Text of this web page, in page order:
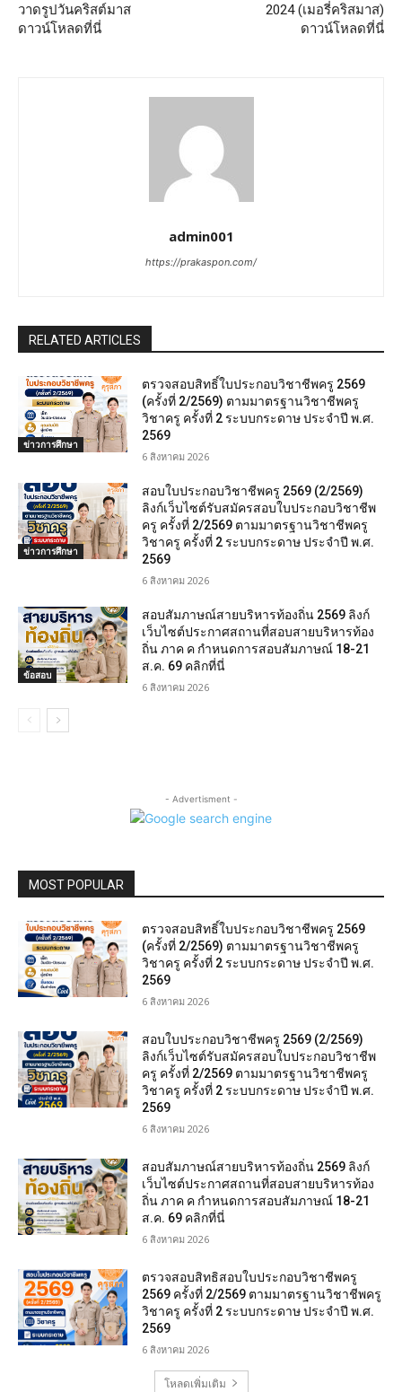
วาดรูปวันคริสต์มาส
ดาวน์โหลดที่นี่
2024 (เมอรี่คริสมาส)
ดาวน์โหลดที่นี่
admin001
https://prakaspon.com/
RELATED ARTICLES
ข่าวการศึกษา
ตรวจสอบสิทธิ์ใบประกอบวิชาชีพครู 2569
(ครั้งที่ 2/2569) ตามมาตรฐานวิชาชีพครู
วิชาครู ครั้งที่ 2 ระบบกระดาษ ประจำปี พ.ศ.
2569
6 สิงหาคม 2026
ข่าวการศึกษา
สอบใบประกอบวิชาชีพครู 2569 (2/2569)
ลิงก์เว็บไซต์รับสมัครสอบใบประกอบวิชาชีพ
ครู ครั้งที่ 2/2569 ตามมาตรฐานวิชาชีพครู
วิชาครู ครั้งที่ 2 ระบบกระดาษ ประจำปี พ.ศ.
2569
6 สิงหาคม 2026
ข้อสอบ
สอบสัมภาษณ์สายบริหารท้องถิ่น 2569 ลิงก์
เว็บไซต์ประกาศสถานที่สอบสายบริหารท้อง
ถิ่น ภาค ค กำหนดการสอบสัมภาษณ์ 18-21
ส.ค. 69 คลิกที่นี่
6 สิงหาคม 2026
- Advertisment -
MOST POPULAR
ตรวจสอบสิทธิ์ใบประกอบวิชาชีพครู 2569
(ครั้งที่ 2/2569) ตามมาตรฐานวิชาชีพครู
วิชาครู ครั้งที่ 2 ระบบกระดาษ ประจำปี พ.ศ.
2569
6 สิงหาคม 2026
สอบใบประกอบวิชาชีพครู 2569 (2/2569)
ลิงก์เว็บไซต์รับสมัครสอบใบประกอบวิชาชีพ
ครู ครั้งที่ 2/2569 ตามมาตรฐานวิชาชีพครู
วิชาครู ครั้งที่ 2 ระบบกระดาษ ประจำปี พ.ศ.
2569
6 สิงหาคม 2026
สอบสัมภาษณ์สายบริหารท้องถิ่น 2569 ลิงก์
เว็บไซต์ประกาศสถานที่สอบสายบริหารท้อง
ถิ่น ภาค ค กำหนดการสอบสัมภาษณ์ 18-21
ส.ค. 69 คลิกที่นี่
6 สิงหาคม 2026
ตรวจสอบสิทธิสอบใบประกอบวิชาชีพครู
2569 ครั้งที่ 2/2569 ตามมาตรฐานวิชาชีพครู
วิชาครู ครั้งที่ 2 ระบบกระดาษ ประจำปี พ.ศ.
2569
6 สิงหาคม 2026
โหลดเพิ่มเติม